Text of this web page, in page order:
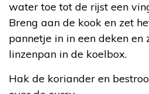
water toe tot de rijst een
Breng aan de kook en zet
pannetje in in een deken en
linzenpan in de koelbox.
Hak de koriander en